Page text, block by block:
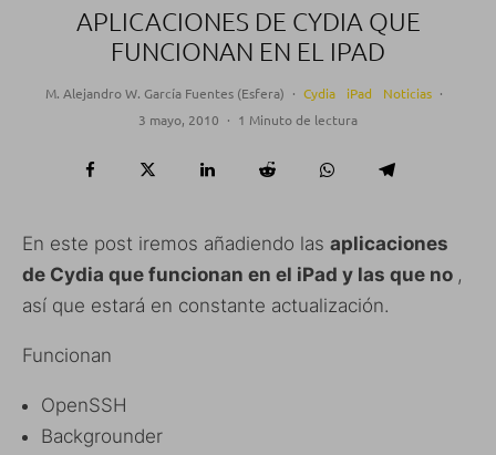
APLICACIONES DE CYDIA QUE
FUNCIONAN EN EL IPAD
M. Alejandro W. García Fuentes (Esfera) · Cydia iPad Noticias ·
3 mayo, 2010 · 1 Minuto de lectura
En este post iremos añadiendo las aplicaciones
de Cydia que funcionan en el iPad y las que no ,
así que estará en constante actualización.
Funcionan
OpenSSH
Backgrounder